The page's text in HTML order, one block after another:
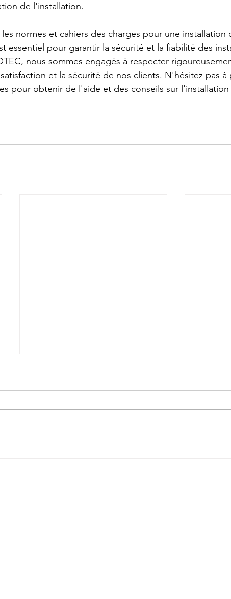
de l'installation.
les normes et cahiers des charges pour une installation
essentiel pour garantir la sécurité et la fiabilité des
nous sommes engagés à respecter
et la sécurité de nos clients. N'hésitez pas à
pour obtenir de l'aide et des conseils sur